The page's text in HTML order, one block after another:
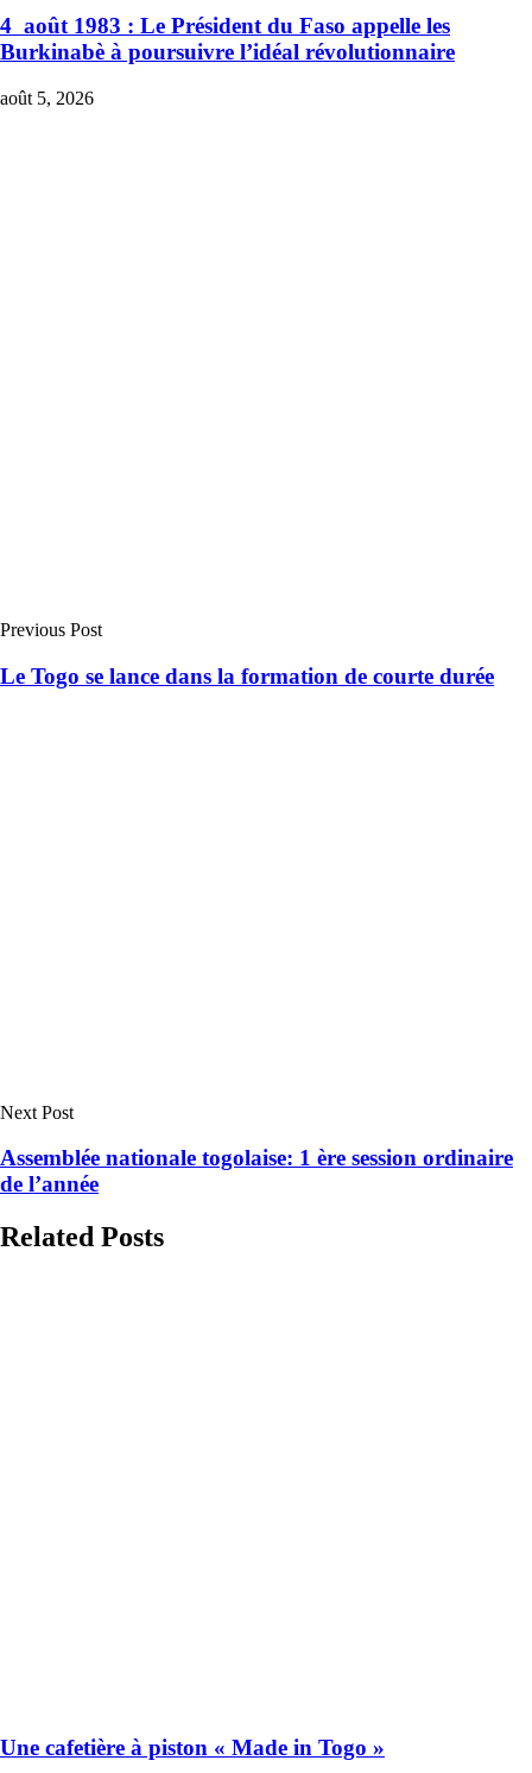
4 août 1983 : Le Président du Faso appelle les
Burkinabè à poursuivre l’idéal révolutionnaire
août 5, 2026
Previous Post
Le Togo se lance dans la formation de courte durée
Next Post
Assemblée nationale togolaise: 1 ère session ordinaire
de l’année
Related Posts
Une cafetière à piston « Made in Togo »